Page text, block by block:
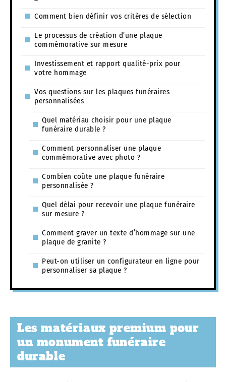
Comment bien définir vos critères de sélection
Le processus de création d’une plaque
commémorative sur mesure
Investissement et rapport qualité-prix pour
votre hommage
Vos questions sur les plaques funéraires
personnalisées
Quel matériau choisir pour une plaque
funéraire durable ?
Comment personnaliser une plaque
commémorative avec photo ?
Combien coûte une plaque funéraire
personnalisée ?
Quel délai pour recevoir une plaque funéraire
sur mesure ?
Comment graver un texte d’hommage sur une
plaque de granite ?
Peut-on utiliser un configurateur en ligne pour
personnaliser sa plaque ?
Les matériaux premium pour
un monument funéraire
durable